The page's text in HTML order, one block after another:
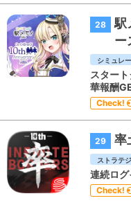
28
駅
ー
シミュレ
スター
華報酬
Check!
29 率
ストラテ
連続ロ
Check!